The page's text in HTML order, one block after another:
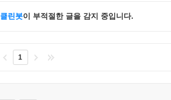
클린봇이 부적절한 글을 감지 중입니다.
1